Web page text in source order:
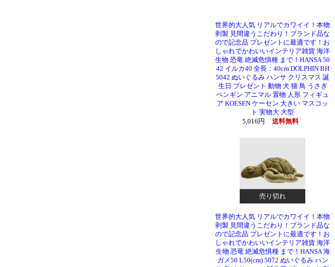
世界的大人気 リアルでカワイイ！本物
剥製 見間違うこだわり！ブランド品な
ので記念品 プレゼントに最適です！お
しゃれでかわいいインテリア雑貨 海洋
生物 恐竜 絶滅危惧種 まで！HANSA 50
42 イルカ40 全長：40cm DOLPHIN BH
5042 ぬいぐるみ ハンサ クリスマス 誕
生日 プレゼント 動物 犬 猫 鳥 うさぎ
ペンギン アニマル 置物 人形 フィギュ
ア KOESEN ケーセン 大きい マスコッ
ト 実物大 大型
5,016円
送料無料
売り切れ
世界的大人気 リアルでカワイイ！本物
剥製 見間違うこだわり！ブランド品な
ので記念品 プレゼントに最適です！お
しゃれでかわいいインテリア雑貨 海洋
生物 恐竜 絶滅危惧種 まで！HANSA 海
ガメ50 L50(cm) 5072 ぬいぐるみ ハン